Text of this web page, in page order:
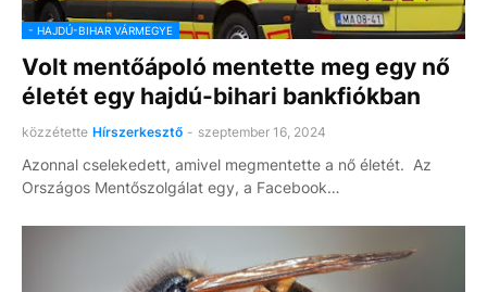
- HAJDÚ-BIHAR VÁRMEGYE
Volt mentőápoló mentette meg egy nő
életét egy hajdú-bihari bankfiókban
közzétette Hírszerkesztő - szeptember 16, 2024
Azonnal cselekedett, amivel megmentette a nő életét. Az
Országos Mentőszolgálat egy, a Facebook…